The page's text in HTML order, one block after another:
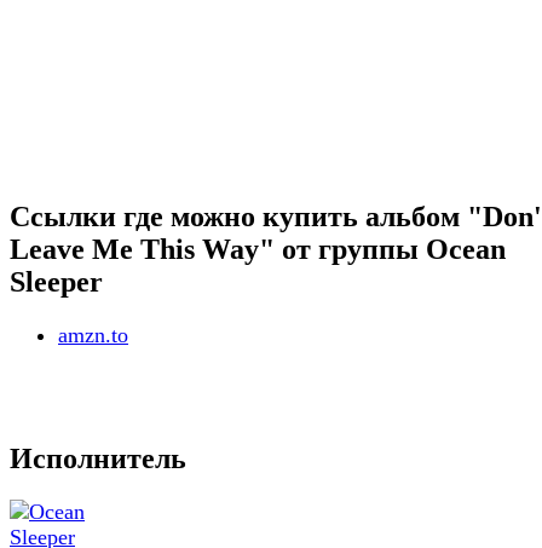
Ссылки где можно купить альбом
Leave Me This Way" от группы Ocean
Sleeper
amzn.to
Исполнитель